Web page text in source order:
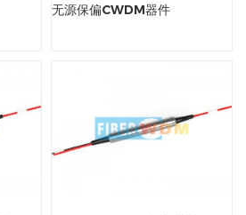
无源保偏CWDM器件